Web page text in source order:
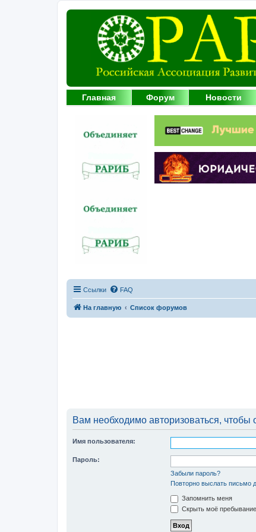
Главная Форум Новости
Ссылки FAQ
На главную Список форумов
Вам необходимо авторизоваться, чтобы
Имя пользователя:
Пароль:
Забыли пароль?
Повторно выслать письмо
Запомнить меня
Скрыть моё